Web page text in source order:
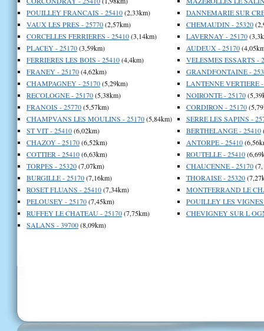
POUILLEY FRANCAIS - 25410(2,33km)
VAUX LES PRES - 25770(2,57km)
CORCELLES FERRIERES - 25410(3,14km)
PLACEY - 25170(3,59km)
FERRIERES LES BOIS - 25410(4,4km)
FRANEY - 25170(4,62km)
CHAMPAGNEY - 25170(5,29km)
RECOLOGNE - 25170(5,38km)
FRANOIS - 25770(5,57km)
CHAMPVANS LES MOULINS - 25170(5,84km)
ST VIT - 25410(6,02km)
CHAZOY - 25170(6,52km)
COTTIER - 25410(6,63km)
TORPES - 25320(7,07km)
BURGILLE - 25170(7,16km)
ROSET FLUANS - 25410(7,34km)
PELOUSEY - 25170(7,45km)
RUFFEY LE CHATEAU - 25170(7,75km)
SALANS - 39700(8,09km)
DANNEMARIE SUR
CHEMAUDIN - 25320
LAVERNAY - 25170
AUDEUX - 25170
VELESMES ESSARTS -
GRANDFONTAINE -
LANTENNE VERTIERE -
NOIRONTE - 25170
CORDIRON - 25170
SERRE LES SAPINS -
BERTHELANGE - 25410
ANTORPE - 25410
ROUTELLE - 25410
CHAUCENNE - 25170
THORAISE - 25320
MONTFERRAND LE
POUILLEY LES VIGNES
CHEVIGNEY SUR L